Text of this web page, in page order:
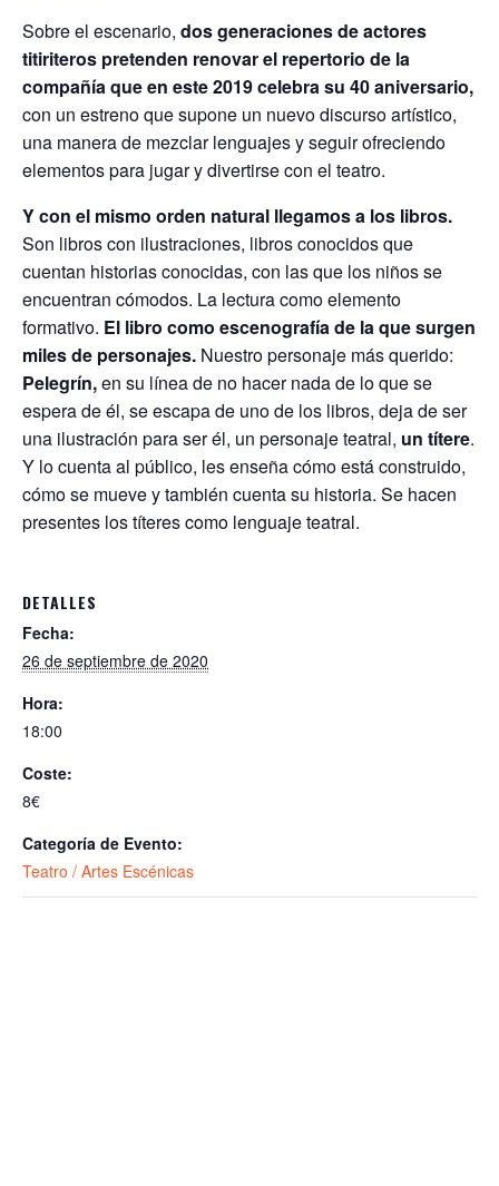
Sobre el escenario, dos generaciones de actores
titiriteros pretenden renovar el repertorio de la
compañía que en este 2019 celebra su 40 aniversario,
con un estreno que supone un nuevo discurso artístico,
una manera de mezclar lenguajes y seguir ofreciendo
elementos para jugar y divertirse con el teatro.
Y con el mismo orden natural llegamos a los libros.
Son libros con ilustraciones, libros conocidos que
cuentan historias conocidas, con las que los niños se
encuentran cómodos. La lectura como elemento
formativo. El libro como escenografía de la que surgen
miles de personajes. Nuestro personaje más querido:
Pelegrín,en su línea de no hacer nada de lo que se
espera de él, se escapa de uno de los libros, deja de ser
una ilustración para ser él, un personaje teatral, un títere.
Y lo cuenta al público, les enseña cómo está construido,
cómo se mueve y también cuenta su historia. Se hacen
presentes los títeres como lenguaje teatral.
DETALLES
Fecha:
26 de septiembre de 2020
Hora:
18:00
Coste:
8€
Categoría de Evento:
Teatro / Artes Escénicas